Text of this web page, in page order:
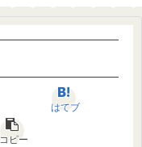
はてブ
コピー